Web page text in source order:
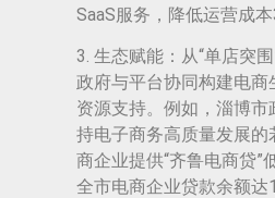
SaaS服务，降低运营成本
3. 生态赋能：从“单店突围
政府与平台协同构建电商
资源支持。例如，淄博市
持电子商务高质量发展的
商企业提供“齐鲁电商贷”
全市电商企业贷款余额达